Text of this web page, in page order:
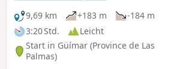
9,69 km
+183 m
-184 m
3:20 Std.
Leicht
Start in Güímar (Province de Las
Palmas)